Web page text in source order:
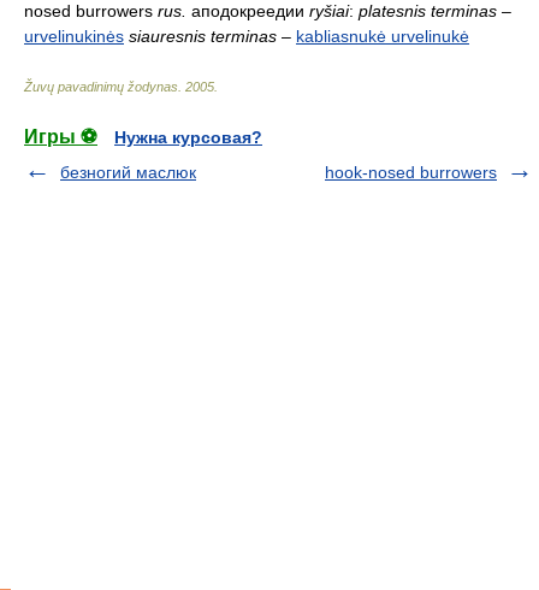
nosed burrowers rus. аподокреедии ryšiai: platesnis terminas –
urvelinukinės siauresnis terminas – kabliasnukė urvelinukė
Žuvų pavadinimų žodynas 2005
Игры ⚽
Нужна курсовая?
безногий маслюк
hook-nosed burrowers